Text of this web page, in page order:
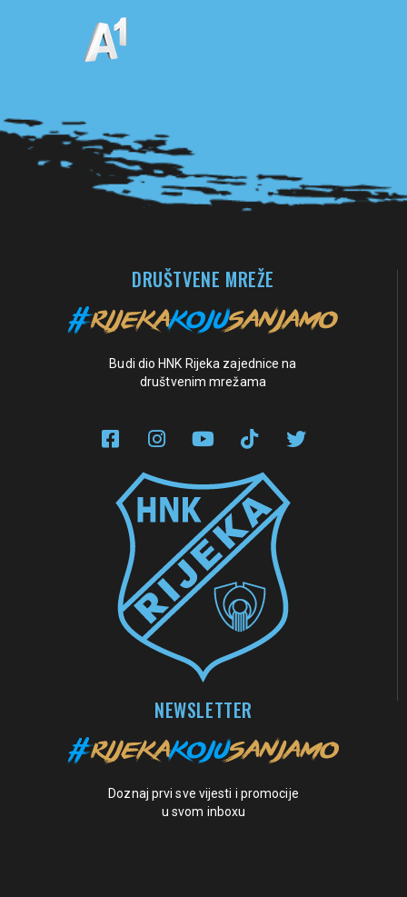
DRUŠTVENE MREŽE
Budi dio HNK Rijeka zajednice na
društvenim mrežama
NEWSLETTER
Doznaj prvi sve vijesti i promocije
u svom inboxu